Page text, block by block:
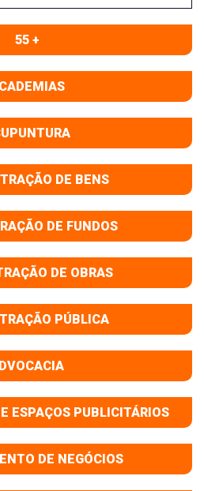
55 +
DE BENS
DE FUNDOS
DE OBRAS
PÚBLICA
ESPAÇOS PUBLICITÁRIOS
DE NEGÓCIOS